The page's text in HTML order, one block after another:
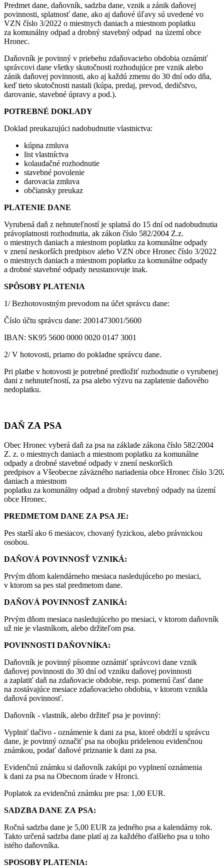
Predmet dane, daňovník, sadzba dane, vznik a zánik daňovej
povinnosti, splatnosť dane, ako aj daňové úľavy sú uvedené vo
VZN číslo 3/2022 o miestnych daniach a miestnom poplatku
za komunálny odpad a drobný stavebný odpad na území obce
Hronec.
Daňovník je povinný v priebehu zdaňovacieho obdobia oznámiť
správcovi dane všetky skutočnosti rozhodujúce pre vznik alebo
zánik daňovej povinnosti, ako aj každú zmenu do 30 dní odo dňa,
keď tieto skutočnosti nastali (kúpa, predaj, prevod, dedičstvo,
darovanie, stavebné úpravy a pod.).
POTREBNÉ DOKLADY
Doklad preukazujúci nadobudnutie vlastnictva:
kúpna zmluva
list vlastníctva
kolaudačné rozhodnutie
stavebné povolenie
darovacia zmluva
občiansky preukaz
PLATENIE DANE
Vyrubená daň z nehnuteľností je splatná do 15 dní od nadobudnutia
právoplatnosti rozhodnutia, ak zákon číslo 582/2004 Z.z.
o miestnych daniach a miestnom poplatku za komunálne odpady
v znení neskorších predpisov alebo VZN obce Hronec číslo 3/2022
o miestnych daniach a miestnom poplatku za komunálne odpady
a drobné stavebné odpady neustanovuje inak.
SPÔSOBY PLATENIA
1/ Bezhotovostným prevodom na účet správcu dane:
Číslo účtu správcu dane: 2001473001/5600
IBAN: SK95 5600 0000 0020 0147 3001
2/ V hotovosti, priamo do pokladne správcu dane.
Pri platbe v hotovosti je potrebné predložiť rozhodnutie o vyrubenej
dani z nehnuteľností, za psa alebo výzvu na zaplatenie daňového
nedoplatku.
DAŇ ZA PSA
Obec Hronec vyberá daň za psa na základe zákona číslo 582/2004
Z. z. o miestnych daniach a miestnom poplatku za komunálne
odpady a drobné stavebné odpady v znení neskorších
predpisov a Všeobecne záväzného nariadenia obce Hronec číslo 3/
daniach a miestnom
poplatku za komunálny odpad a drobný stavebný odpady na území
obce Hronec.
PREDMETOM DANE ZA PSA JE:
Pes starší ako 6 mesiacov, chovaný fyzickou, alebo právnickou
osobou.
DAŇOVÁ POVINNOSŤ VZNIKÁ:
Prvým dňom kalendárneho mesiaca nasledujúceho po mesiaci,
v ktorom sa pes stal predmetom dane.
DAŇOVÁ POVINNOSŤ ZANIKÁ:
Prvým dňom mesiaca nasledujúceho po mesiaci, v ktorom daňovník
už nie je vlastníkom, alebo držiteľom psa.
POVINNOSTI DAŇOVNÍKA:
Daňovník je povinný písomne oznámiť správcovi dane vznik
daňovej povinnosti do 30 dní od vzniku daňovej povinnosti
a zaplatiť daň na zdaňovacie obdobie, resp. pomernú časť dane
na zostávajúce mesiace zdaňovacieho obdobia, v ktorom vznikla
daňová povinnosť.
Daňovník - vlastník, alebo držiteľ psa je povinný:
Vyplniť tlačivo - oznámenie k dani za psa, ktoré obdrží u správcu
dane, je povinný označiť psa na obojku pridelenou evidenčnou
známkou, podať daňové priznanie k dani za psa.
Evidenčnú známku si daňovník zakúpi po vyplnení oznámenia
k dani za psa na Obecnom úrade v Hronci.
Poplatok za evidenčnú známku pre psa: 1,00 EUR.
SADZBA DANE ZA PSA:
Ročná sadzba dane je 5,00 EUR za jedného psa a kalendárny rok.
Takto určená sadzba dane platí aj za každého ďalšieho psa u toho
istého daňovníka.
SPOSOBY PLATENIA: